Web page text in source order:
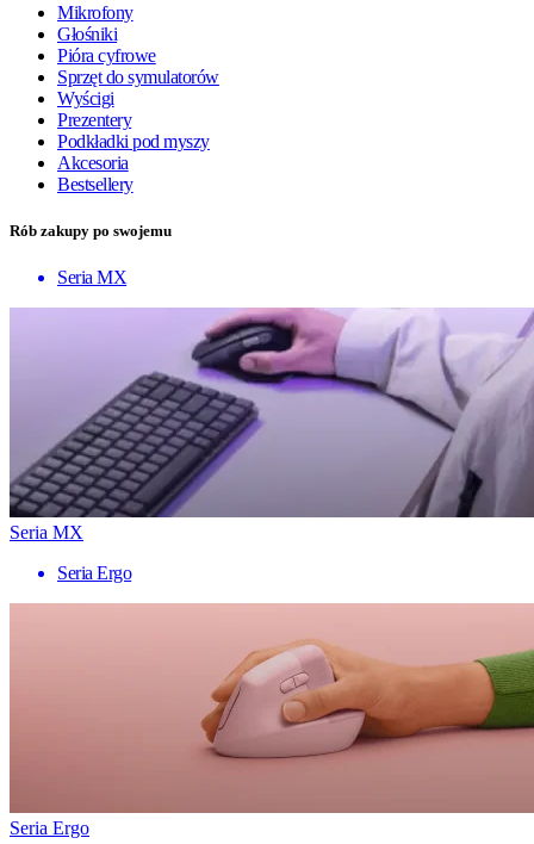
Mikrofony
Głośniki
Pióra cyfrowe
Sprzęt do symulatorów
Wyścigi
Prezentery
Podkładki pod myszy
Akcesoria
Bestsellery
Rób zakupy po swojemu
Seria MX
Seria MX
Seria Ergo
Seria Ergo